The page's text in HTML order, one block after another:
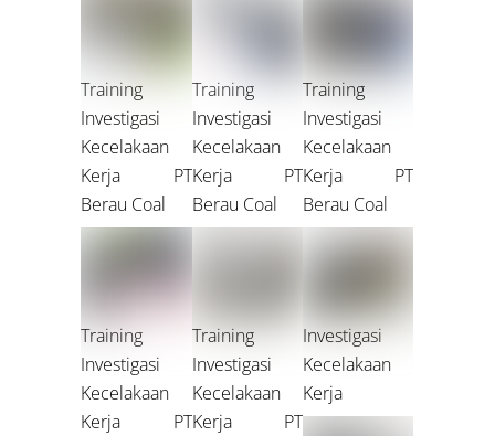
Training
Investigasi
Kecelakaan
Kerja PT
Berau Coal
Training
Investigasi
Kecelakaan
Kerja PT
Berau Coal
Training
Investigasi
Kecelakaan
Kerja PT
Berau Coal
Training
Investigasi
Kecelakaan
Kerja PT
Training
Investigasi
Kecelakaan
Kerja PT
Investigasi
Kecelakaan
Kerja